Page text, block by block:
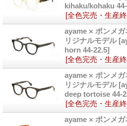
kihaku/kohaku
[全色完売・生産
ayame × ポンメ
リジナルモデル
horn 44-22.5]
[全色完売・生産
ayame × ポンメ
リジナルモデル
deep tortoise 44-
[全色完売・生産
ayame × ポンメ